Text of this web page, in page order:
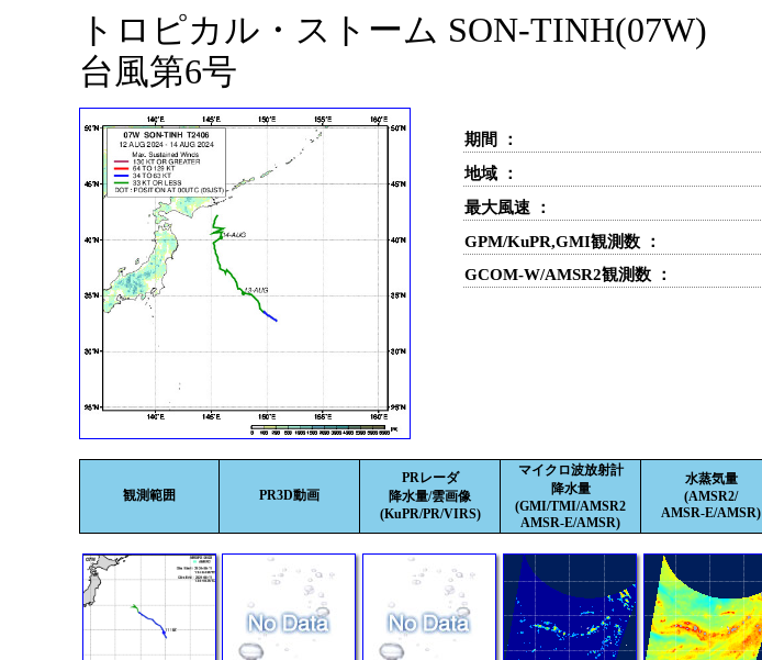
トロピカル・ストーム SON-TINH(07W)
台風第6号
期間 ：
地域 ：
最大風速 ：
GPM/KuPR,GMI観測数 ：
GCOM-W/AMSR2観測数 ：
観測範囲 PR3D動画
PRレーダ
降水量/雲画像
(KuPR/PR/VIRS)
マイクロ波放射計
降水量
(GMI/TMI/AMSR2
AMSR-E/AMSR)
水蒸気量
(AMSR2/
AMSR-E/AMSR)